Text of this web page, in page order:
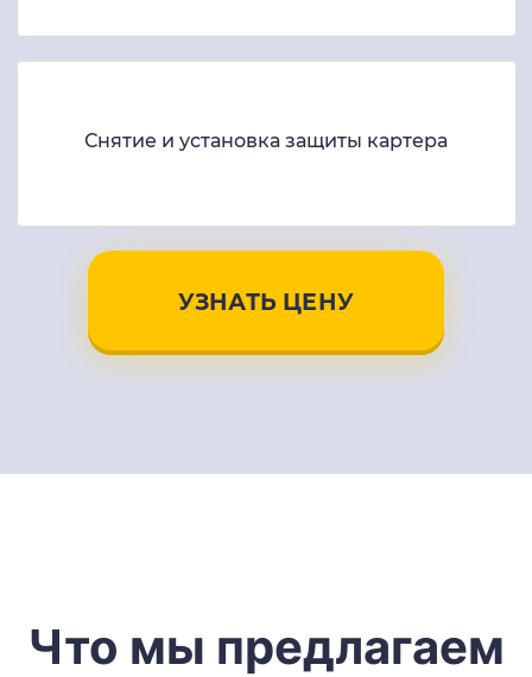
Снятие и установка защиты картера
УЗНАТЬ ЦЕНУ
Что мы предлагаем